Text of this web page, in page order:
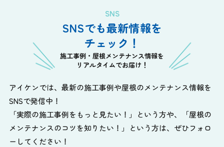
SNS
SNSでも最新情報を
チェック！
施工事例・屋根メンテナンス情報を
リアルタイムでお届け！
アイケンでは、最新の施工事例や屋根のメンテナンス情報を
SNSで発信中！
「実際の施工事例をもっと見たい！」という方や、
「屋根の
メンテナンスのコツを知りたい！」という方は、ぜひフォロ
ーしてください！